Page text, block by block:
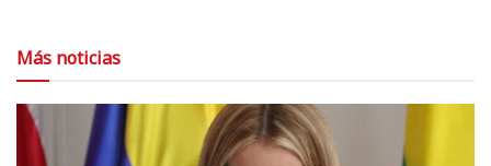
Más noticias